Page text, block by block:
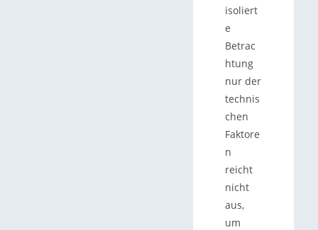
isoliert
e
Betrac
htung
nur der
technis
chen
Faktore
n
reicht
nicht
aus,
um